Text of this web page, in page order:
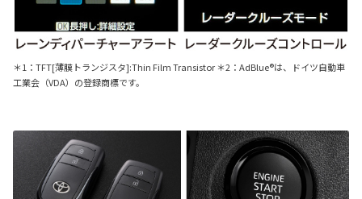
＊1：TFT[薄膜トランジスタ]:Thin Film Transistor ＊2：AdBlue®は、ドイツ自動車
工業会（VDA）の登録商標です。